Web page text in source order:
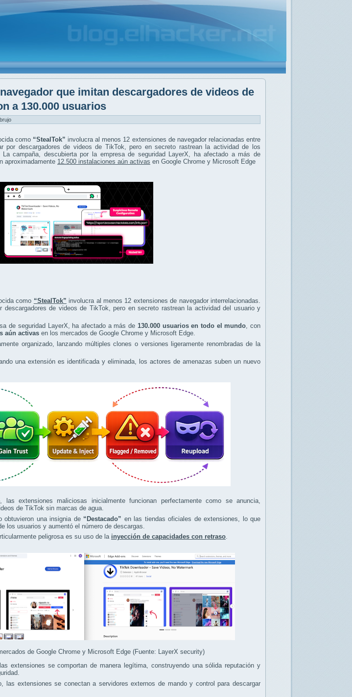
que imitan descargadores de videos de
a 130.000 usuarios
como “StealTok” involucra al menos 12 extensiones de navegador relacionadas entre
por descargadores de videos de TikTok, pero en secreto rastrean la actividad de los
campaña, descubierta por la empresa de seguridad LayerX, ha afectado a más de
aproximadamente 12.500 instalaciones aún activas en Google Chrome y Microsoft Edge
como “StealTok” involucra al menos 12 extensiones de navegador interrelacionadas.
descargadores de videos de TikTok, pero en secreto rastrean la actividad del usuario y
de seguridad LayerX, ha afectado a más de 130.000 usuarios en todo el mundo, con
aún activas en los mercados de Google Chrome y Microsoft Edge.
organizado, lanzando múltiples clones o versiones ligeramente renombradas de la
una extensión es identificada y eliminada, los actores de amenazas suben un nuevo
extensiones maliciosas inicialmente funcionan perfectamente como se anuncia,
de TikTok sin marcas de agua.
obtuvieron una insignia de “Destacado” en las tiendas oficiales de extensiones, lo que
los usuarios y aumentó el número de descargas.
peligrosa es su uso de la inyección de capacidades con retraso.
de Google Chrome y Microsoft Edge (Fuente: LayerX security)
extensiones se comportan de manera legítima, construyendo una sólida reputación y
las extensiones se conectan a servidores externos de mando y control para descargar